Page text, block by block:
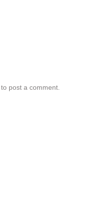
to post a comment.